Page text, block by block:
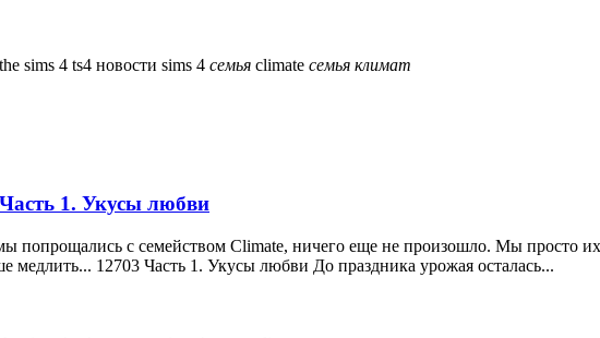
the sims 4 ts4 новости sims 4 семья climate семья климат
1. Укусы любви
попрощались с семейством Climate, ничего еще не произошло. Мы просто
медлить... 12703 Часть 1. Укусы любви До праздника урожая осталась...